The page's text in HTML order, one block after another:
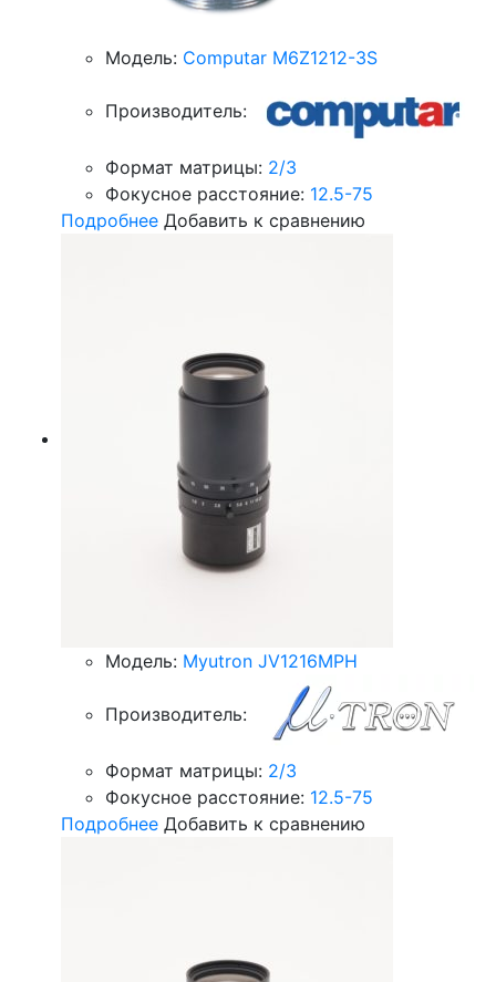
Модель: Computar M6Z1212-3S
Производитель:
Формат матрицы: 2/3
Фокусное расстояние: 12.5-75
Подробнее Добавить к сравнению
Модель: Myutron JV1216MPH
Производитель:
Формат матрицы: 2/3
Фокусное расстояние: 12.5-75
Подробнее Добавить к сравнению